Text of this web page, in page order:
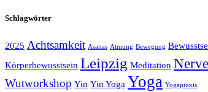
Schlagwörter
2025 Achtsamkeit Asanas Atmung Bewegung
Körperbewusstsein Leipzig Meditation
Wutworkshop Yin Yin Yoga Yoga Yogapraxis